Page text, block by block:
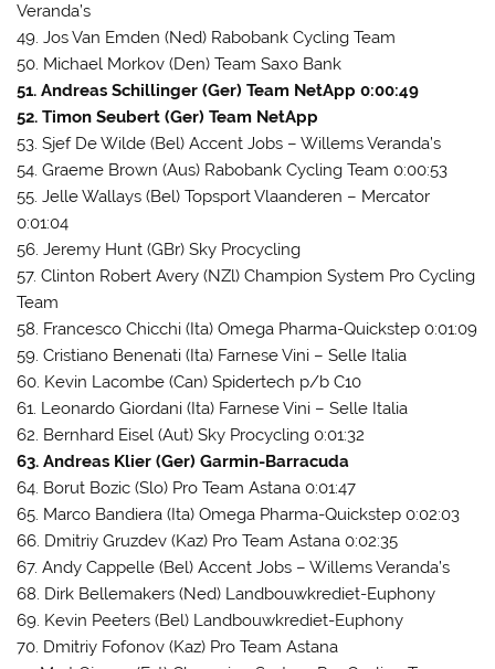
Veranda’s
49. Jos Van Emden (Ned) Rabobank Cycling Team
50. Michael Morkov (Den) Team Saxo Bank
51. Andreas Schillinger (Ger) Team NetApp 0:00:49
52. Timon Seubert (Ger) Team NetApp
53. Sjef De Wilde (Bel) Accent Jobs – Willems Veranda’s
54. Graeme Brown (Aus) Rabobank Cycling Team 0:00:53
55. Jelle Wallays (Bel) Topsport Vlaanderen – Mercator
0:01:04
56. Jeremy Hunt (GBr) Sky Procycling
57. Clinton Robert Avery (NZl) Champion System Pro Cycling
Team
58. Francesco Chicchi (Ita) Omega Pharma-Quickstep 0:01:09
59. Cristiano Benenati (Ita) Farnese Vini – Selle Italia
60. Kevin Lacombe (Can) Spidertech p/b C10
61. Leonardo Giordani (Ita) Farnese Vini – Selle Italia
62. Bernhard Eisel (Aut) Sky Procycling 0:01:32
63. Andreas Klier (Ger) Garmin-Barracuda
64. Borut Bozic (Slo) Pro Team Astana 0:01:47
65. Marco Bandiera (Ita) Omega Pharma-Quickstep 0:02:03
66. Dmitriy Gruzdev (Kaz) Pro Team Astana 0:02:35
67. Andy Cappelle (Bel) Accent Jobs – Willems Veranda’s
68. Dirk Bellemakers (Ned) Landbouwkrediet-Euphony
69. Kevin Peeters (Bel) Landbouwkrediet-Euphony
70. Dmitriy Fofonov (Kaz) Pro Team Astana